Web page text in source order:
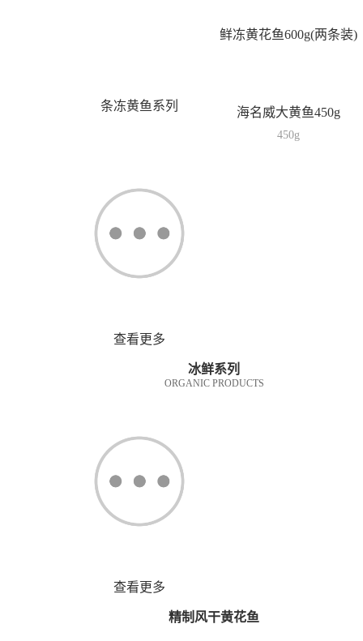
条冻黄鱼系列
鲜冻黄花鱼600g(两条装)
海名威大黄鱼450g
450g
查看更多
冰鲜系列
ORGANIC PRODUCTS
查看更多
精制风干黄花鱼